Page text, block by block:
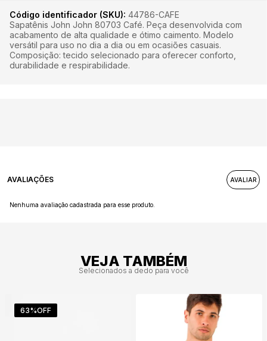
Código identificador (SKU): 44786-CAFE
Sapatênis John John 80703 Café. Peça desenvolvida com
acabamento de alta qualidade e ótimo caimento. Modelo
versátil para uso no dia a dia ou em ocasiões casuais.
Composição: tecido selecionado para oferecer conforto,
durabilidade e respirabilidade.
AVALIAÇÕES
Nenhuma avaliação cadastrada para esse produto.
VEJA TAMBÉM
Selecionados a dedo para você
63%OFF